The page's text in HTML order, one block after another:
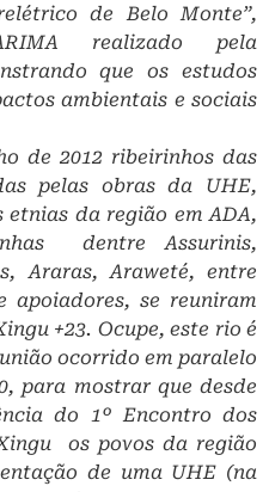
de Belo Monte”,
realizado pela
que os estudos
ambientais e sociais
de 2012 ribeirinhos das
pelas obras da UHE,
etnias da região em ADA,
dentre Assurinis,
Araras, Araweté, entre
apoiadores, se reuniram
+23. Ocupe, este rio é
ocorrido em paralelo
para mostrar que desde
do 1º Encontro dos
os povos da região
de uma UHE (na